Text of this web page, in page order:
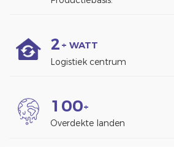
2 + WATT
Logistiek centrum
1 00+
Overdekte landen